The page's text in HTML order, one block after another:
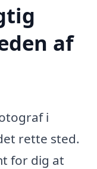
af
i
rette sted.
for dig at